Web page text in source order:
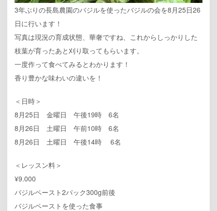
3年ぶりの長島農園のバジルを使ったバジルの会を8月25日26
日に行います！
写真は現況の育成状態、華奢ですね、これからしっかりした
枝葉が育ったあと刈り取ってもらいます。
一度作って食べてみるとわかります！
香り豊かな味わいの違いを！
＜日時＞
8月25日 金曜日 午後19時 6名
8月26日 土曜日 午前10時 6名
8月26日 土曜日 午後14時 6名
＜レッスン料＞
¥9.000
バジルペースト2パック300g前後
バジルペーストを使った食事